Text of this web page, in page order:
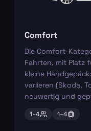
Comfort
Die Comfort-
Fahrten, mit Platz
kleine
variieren (Skoda,
neuwertig und
1–4 1–4